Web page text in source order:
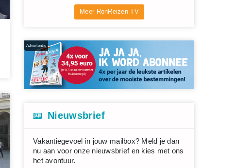
Meer RonReizen TV
Advertentie
Nieuwsbrief
Vakantiegevoel in jouw mailbox? Meld je dan
nu aan voor onze nieuwsbrief en kies met ons
het avontuur.